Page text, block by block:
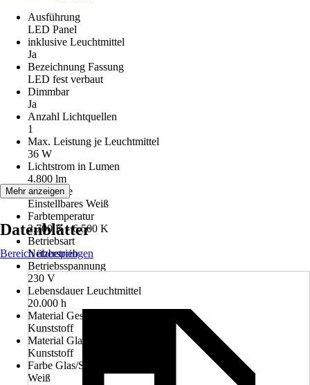
Ausführung
LED Panel
inklusive Leuchtmittel
Ja
Bezeichnung Fassung
LED fest verbaut
Dimmbar
Ja
Anzahl Lichtquellen
1
Max. Leistung je Leuchtmittel
36 W
Lichtstrom in Lumen
4.800 lm
Lichtfarbe
Einstellbares Weiß
Farbtemperatur
2.700 K - 6.500 K
Betriebsart
Netzbetrieb
Betriebsspannung
230 V
Lebensdauer Leuchtmittel
20.000 h
Material Gestell
Kunststoff
Material Glas/Schirm
Kunststoff
Farbe Glas/Schirm
Weiß
Mehr anzeigen
Datenblätter
Bereich überspringen